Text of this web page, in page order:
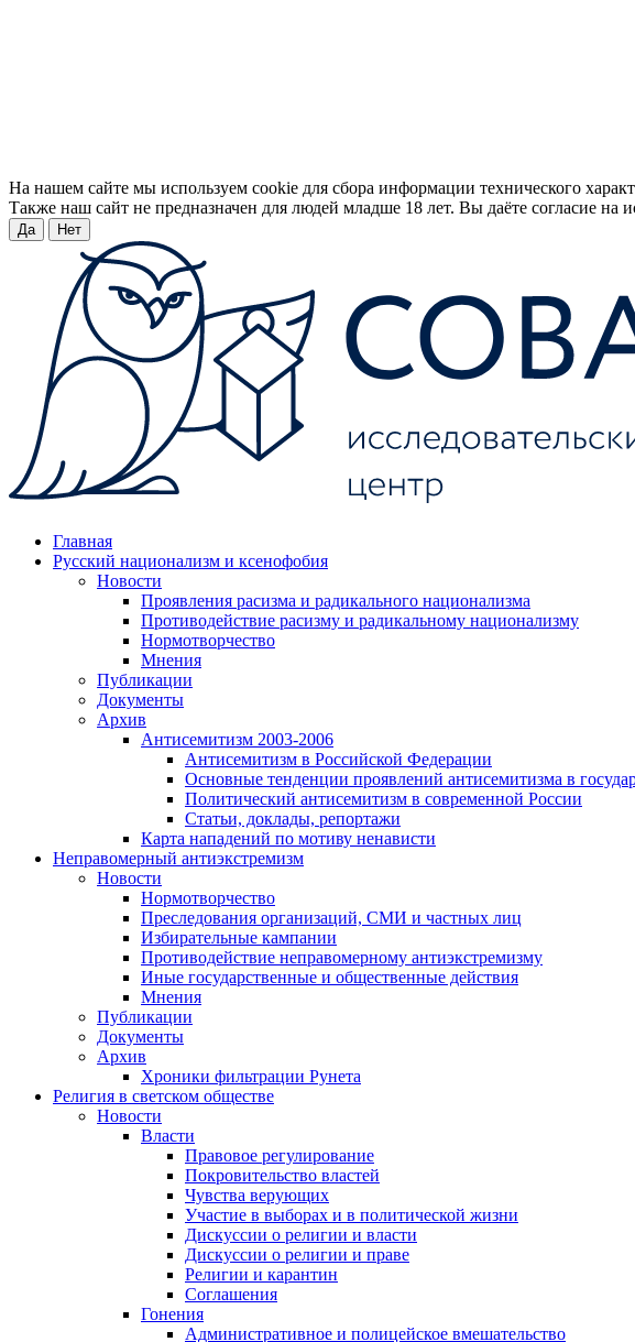
На нашем сайте мы используем cookie для сбора информации технического
Также наш сайт не предназначен для людей младше 18 лет. Вы даёте согласие на
Да Нет
Главная
Русский национализм и ксенофобия
Новости
Проявления расизма и радикального национализма
Противодействие расизму и радикальному национализму
Нормотворчество
Мнения
Публикации
Документы
Архив
Антисемитизм 2003-2006
Антисемитизм в Российской Федерации
Основные тенденции проявлений антисемитизма в
Политический антисемитизм в современной России
Статьи, доклады, репортажи
Карта нападений по мотиву ненависти
Неправомерный антиэкстремизм
Новости
Нормотворчество
Преследования организаций, СМИ и частных лиц
Избирательные кампании
Противодействие неправомерному антиэкстремизму
Иные государственные и общественные действия
Мнения
Публикации
Документы
Архив
Хроники фильтрации Рунета
Религия в светском обществе
Новости
Власти
Правовое регулирование
Покровительство властей
Чувства верующих
Участие в выборах и в политической жизни
Дискуссии о религии и власти
Дискуссии о религии и праве
Религии и карантин
Соглашения
Гонения
Административное и полицейское вмешательство